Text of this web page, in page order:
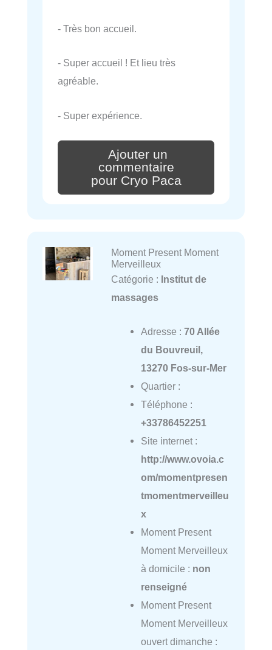
- Très bon accueil.
- Super accueil ! Et lieu très
agréable.
- Super expérience.
Ajouter un
commentaire
pour Cryo Paca
Moment Present Moment
Merveilleux
Catégorie : Institut de
massages
Adresse : 70 Allée
du Bouvreuil,
13270 Fos-sur-Mer
Quartier :
Téléphone :
+33786452251
Site internet :
http://www.ovoia.c
om/momentpresen
tmomentmerveilleu
x
Moment Present
Moment Merveilleux
à domicile : non
renseigné
Moment Present
Moment Merveilleux
ouvert dimanche :